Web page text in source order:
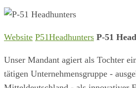
Website P51Headhunters P-51
Unser Mandant agiert als Tochter
tätigen Unternehmensgruppe -